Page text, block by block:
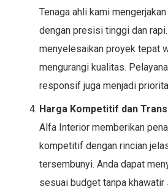
Tenaga ahli kami
dengan presisi tinggi dan
menyelesaikan proyek tepat
mengurangi kualitas.
responsif juga menjadi
Harga Kompetitif dan
Alfa Interior memberikan
kompetitif dengan rincian
tersembunyi. Anda dapat
sesuai budget tanpa khawatir